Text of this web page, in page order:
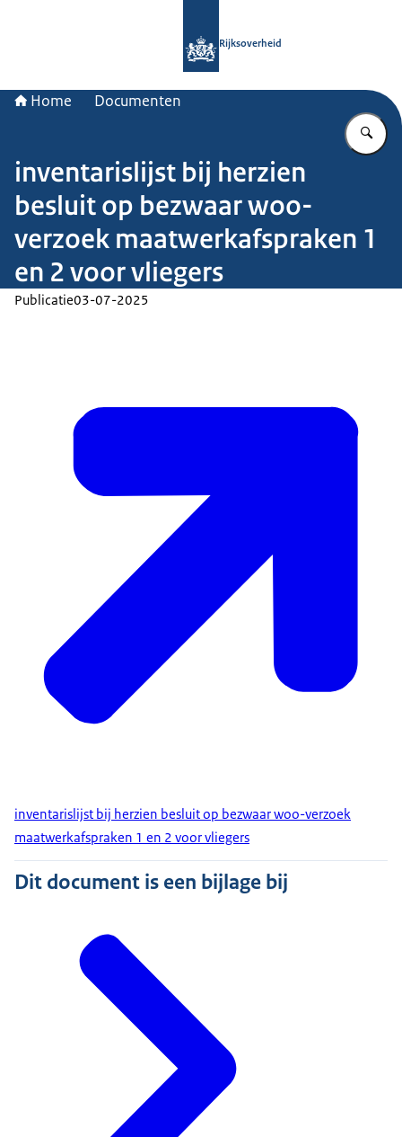
Rijksoverheid
Home Documenten
inventarislijst bij herzien
besluit op bezwaar woo-
verzoek maatwerkafspraken 1
en 2 voor vliegers
Publicatie03-07-2025
inventarislijst bij herzien besluit op bezwaar woo-verzoek
maatwerkafspraken 1 en 2 voor vliegers
Dit document is een bijlage bij